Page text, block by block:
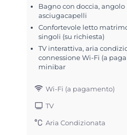
Bagno con doccia, angolo
asciugacapelli
Confortevole letto
singoli (su richiesta)
TV interattiva, aria
connessione Wi-Fi (a
minibar
Wi-Fi (a pagamento)
TV
Aria Condizionata